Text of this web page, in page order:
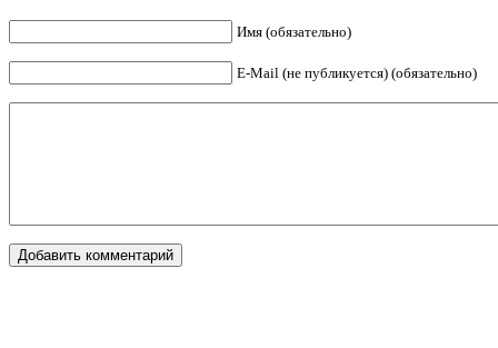
Имя (обязательно)
E-Mail (не публикуется) (обязательно)